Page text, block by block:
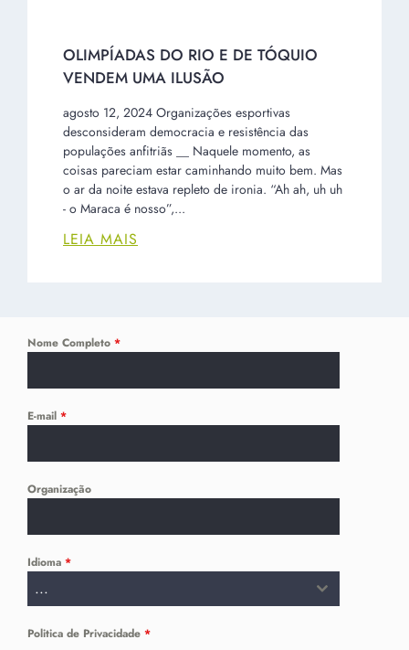
OLIMPÍADAS DO RIO E DE TÓQUIO
VENDEM UMA ILUSÃO
agosto 12, 2024 Organizações esportivas
desconsideram democracia e resistência das
populações anfitriãs __ Naquele momento, as
coisas pareciam estar caminhando muito bem. Mas
o ar da noite estava repleto de ironia. “Ah ah, uh uh
- o Maraca é nosso”,...
LEIA MAIS
Nome Completo *
E-mail *
Organização
Idioma *
...
Politica de Privacidade *